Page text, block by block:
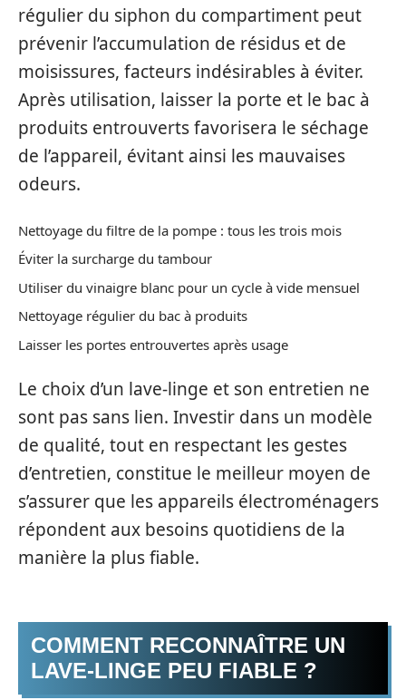
régulier du siphon du compartiment peut
prévenir l’accumulation de résidus et de
moisissures, facteurs indésirables à éviter.
Après utilisation, laisser la porte et le bac à
produits entrouverts favorisera le séchage
de l’appareil, évitant ainsi les mauvaises
odeurs.
Nettoyage du filtre de la pompe : tous les trois mois
Éviter la surcharge du tambour
Utiliser du vinaigre blanc pour un cycle à vide mensuel
Nettoyage régulier du bac à produits
Laisser les portes entrouvertes après usage
Le choix d’un lave-linge et son entretien ne
sont pas sans lien. Investir dans un modèle
de qualité, tout en respectant les gestes
d’entretien, constitue le meilleur moyen de
s’assurer que les appareils électroménagers
répondent aux besoins quotidiens de la
manière la plus fiable.
COMMENT RECONNAÎTRE UN
LAVE-LINGE PEU FIABLE ?